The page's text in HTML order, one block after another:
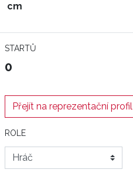
cm
STARTŮ
0
Přejít na reprezentační profil
ROLE